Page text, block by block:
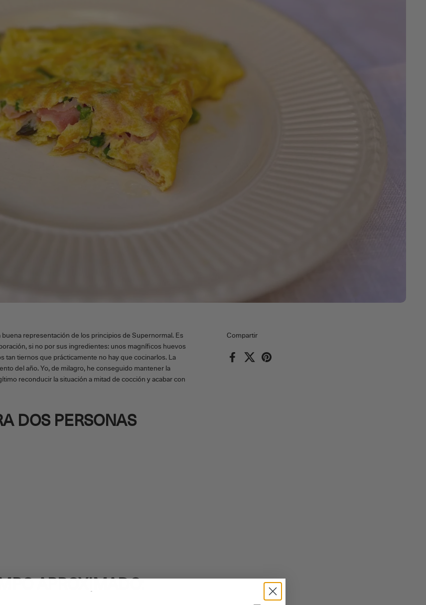
Compartir
FacebookX (Twitter)Pinterest
representación de los principios de Supernormal. Es
si no por sus ingredientes: unos magníficos huevos
tan tiernos que prácticamente no hay que cocinarlos. La
del año. Yo, de milagro, he conseguido mantener la
reconducir la situación a mitad de cocción y acabar con
DOS PERSONAS